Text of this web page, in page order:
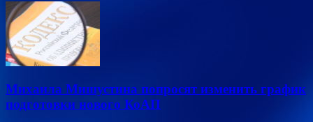
Михаила Мишустина попросят изменить график
подготовки нового КоАП